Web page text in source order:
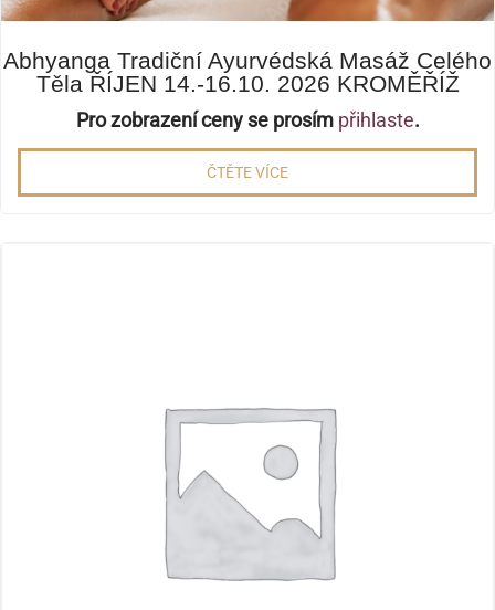
Abhyanga Tradiční Ayurvédská Masáž Celého
Těla ŘÍJEN 14.-16.10. 2026 KROMĚŘÍŽ
Pro zobrazení ceny se prosím přihlaste.
ČTĚTE VÍCE